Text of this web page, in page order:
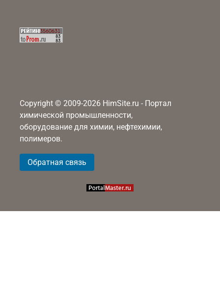
Copyright © 2009-2026 HimSite.ru - Портал
химической промышленности,
оборудование для химии, нефтехимии,
полимеров.
Обратная связь